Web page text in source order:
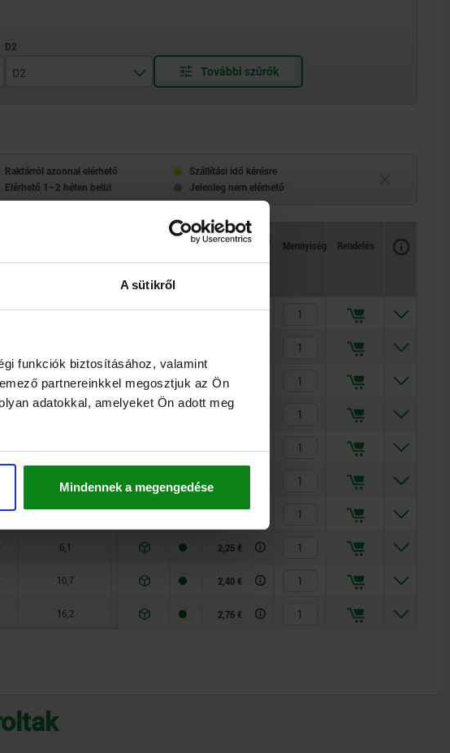
A sütikről
funkciók biztosításához, valamint
partnereinkkel megosztjuk az Ön
adatokkal, amelyeket Ön adott meg
Mindennek a megengedése
D2
6,5
8,5
Raktárról azonnal elérhető
Szállítási idő kérésre
Elérhető 1–2 héten belül
Jelenleg nem elérhető
Rugóerő, kezdeti F1 Rugóerő, végső F2
Rendelkezésre állás
Ár
Mennyiség Rendelés
3 8,2 2,02 €
6,1 12 2,25 €
2,40 €
2,76 €
3
3,3 9 2,11 €
6,1 2,25 €
10,7 2,40 €
16,2 2,76 €